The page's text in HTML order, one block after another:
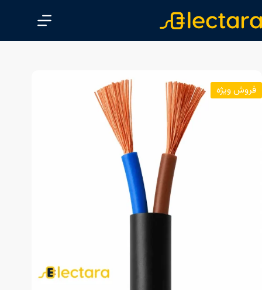
ش
فروش ویژه